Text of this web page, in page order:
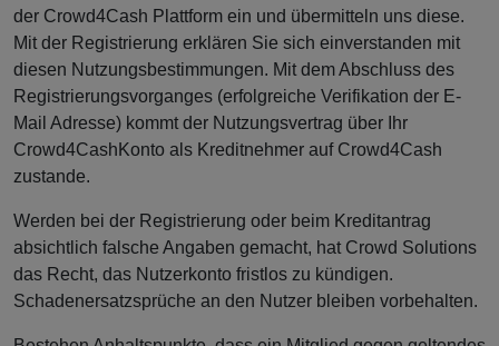
der Crowd4Cash Plattform ein und übermitteln uns diese.
Mit der Registrierung erklären Sie sich einverstanden mit
diesen Nutzungsbestimmungen. Mit dem Abschluss des
Registrierungsvorganges (erfolgreiche Verifikation der E-
Mail Adresse) kommt der Nutzungsvertrag über Ihr
Crowd4CashKonto als Kreditnehmer auf Crowd4Cash
zustande.
Werden bei der Registrierung oder beim Kreditantrag
absichtlich falsche Angaben gemacht, hat Crowd Solutions
das Recht, das Nutzerkonto fristlos zu kündigen.
Schadenersatzsprüche an den Nutzer bleiben vorbehalten.